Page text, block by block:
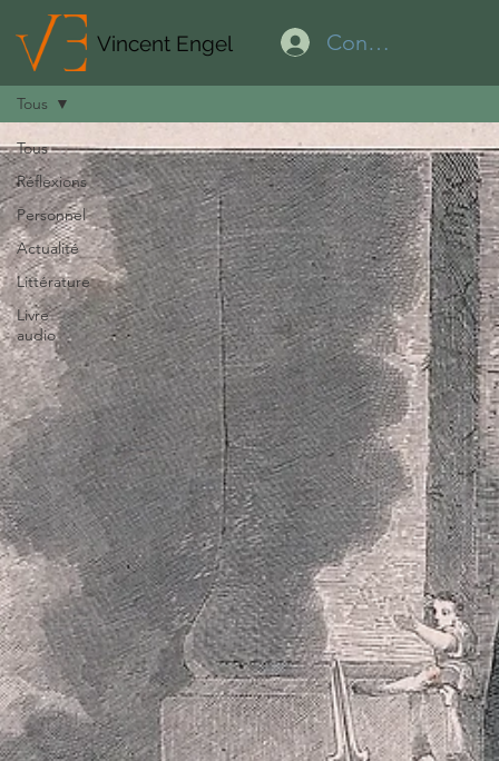
Connexion
Vincent Engel
Tous
Réflexions
Personnel
Actualité
Littérature
Livre
audio
Tous